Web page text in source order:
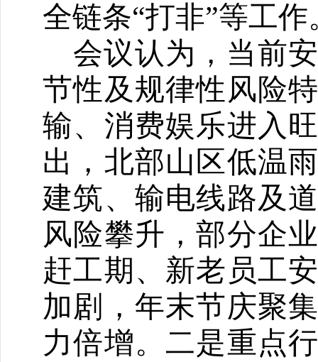
全链条“打非”等工作
会议认为，当前
节性及规律性风险
输、消费娱乐进入
出，北部山区低温
建筑、输电线路及
风险攀升，部分企
赶工期、新老员工
加剧，年末节庆聚
力倍增。二是重点